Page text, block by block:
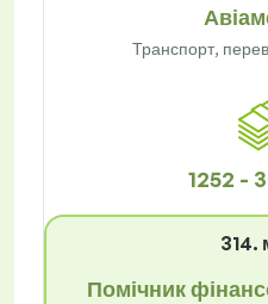
Транспорт,
1252 -
314.
Помічник